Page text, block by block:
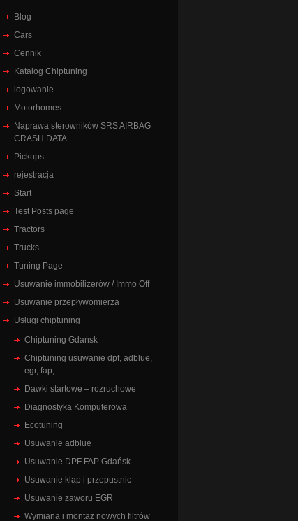
Blog
Cars
Cennik
Katalog Chiptuning
logowanie
Motorhomes
Naprawa sterowników SRS AIRBAG
CRASH DATA
Pickups
rejestracja
Start
Test Posts page
Tractors
Trucks
Tuning Page
Usuwanie immobilizerów / Immo Off
Usuwanie przepływomierza
Usługi chiptuning
Chiptuning Gdańsk
Chiptuning usuwanie dpf, adblue,
egr, fap,
Dawki startowe – rozruchowe
Diagnostyka Komputerowa
Ecotuning
Usuwanie adblue
Usuwanie DPF FAP Gdańsk
Usuwanie klap i przepustnic
Usuwanie zaworu EGR
Wymiana i montaz nowych filtrów